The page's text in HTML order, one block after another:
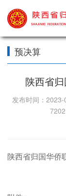
预决算
陕西省
发布时间：
陕西省归国华侨